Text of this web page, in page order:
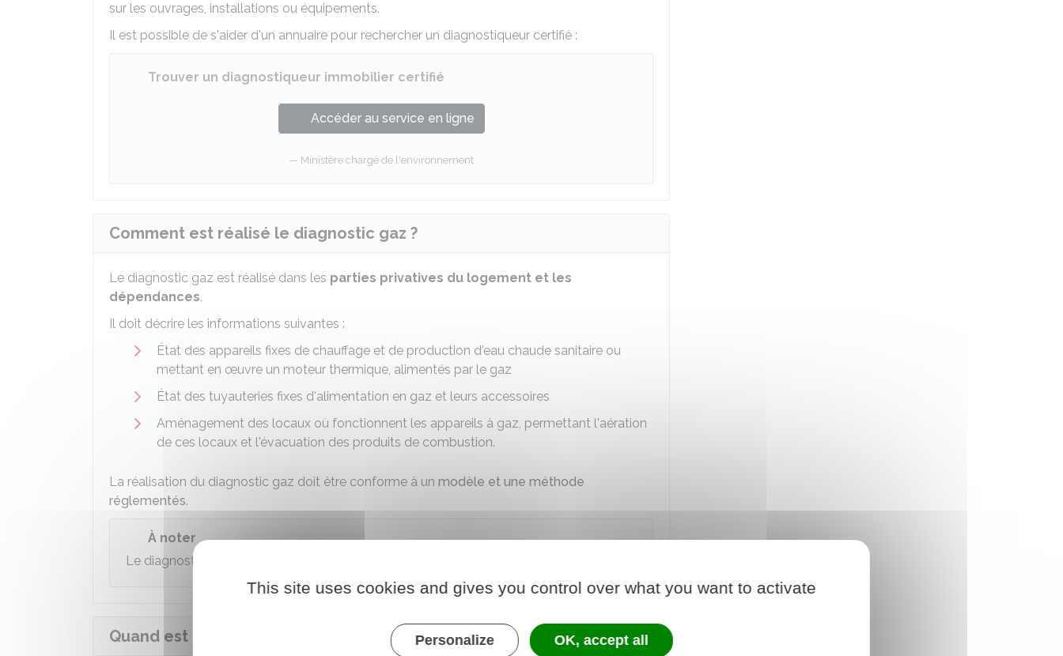
sur les ouvrages, installations ou équipements.
Il est possible de s'aider d'un annuaire pour rechercher un diagnostiqueur certifié :
Trouver un diagnostiqueur immobilier certifié
Accéder au service en ligne
Ministère chargé de l'environnement
Comment est réalisé le diagnostic gaz ?
Le diagnostic gaz est réalisé dans les parties privatives du logement et les
dépendances.
Il doit décrire les informations suivantes :
État des appareils fixes de chauffage et de production d'eau chaude sanitaire ou
mettant en œuvre un moteur thermique, alimentés par le gaz
État des tuyauteries fixes d'alimentation en gaz et leurs accessoires
Aménagement des locaux où fonctionnent les appareils à gaz, permettant l'aération
de ces locaux et l'évacuation des produits de combustion.
La réalisation du diagnostic gaz doit être conforme à un modèle et une méthode
réglementés.
À noter
Le diagnostic gaz est réalisé sans démontage d'éléments des installations.
Quand est transmis le diagnostic gaz ?
This site uses cookies and gives you control over what you want to activate
Personalize OK, accept all